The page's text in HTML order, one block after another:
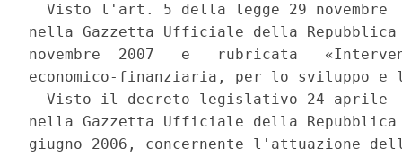
Visto l'art. 5 della legge 29 novembre
nella Gazzetta Ufficiale della
novembre  2007   e   rubricata
economico-finanziaria, per lo sviluppo
Visto il decreto legislativo 24 aprile
nella Gazzetta Ufficiale della
giugno 2006, concernente l'attuazione